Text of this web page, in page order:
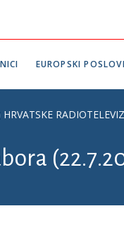
EUROPSKI POSLOVI
HRVATSKE